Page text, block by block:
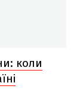
коли